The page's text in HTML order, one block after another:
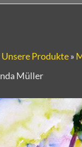
Unsere Produkte»
Müller